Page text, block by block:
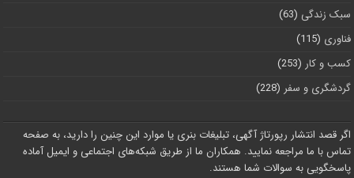
سبک زندگی (63)
فناوری (115)
کسب و کار (253)
گردشگری و سفر (228)
اگر قصد انتشار رپورتاژ آگهی، تبلیغات بنری یا موارد این چنین را دارید، به صفحه
تماس با ما مراجعه نمایید. همکاران ما از طریق شبکه‌های اجتماعی و ایمیل آماده
پاسخگویی به سوالات شما هستند.